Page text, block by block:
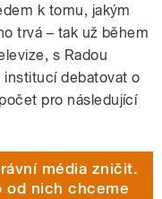
k tomu, jakým
trvá – tak už během
s Radou
institucí debatovat o
pro následující
média zničit.
od nich chceme